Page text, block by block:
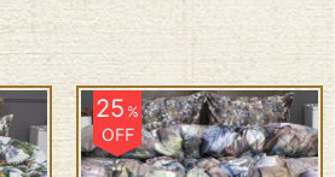
25%
OFF